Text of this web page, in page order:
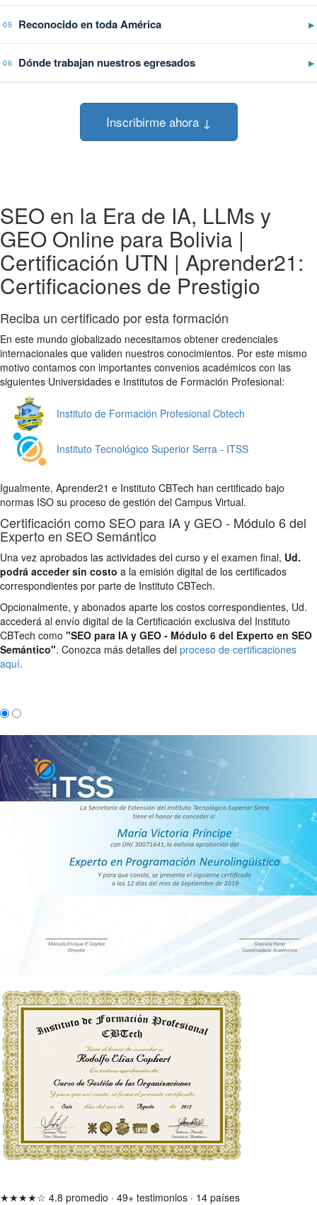
05 Reconocido en toda América ▶
06 Dónde trabajan nuestros egresados ▶
Inscribirme ahora ↓
SEO en la Era de IA, LLMs y
GEO Online para Bolivia |
Certificación UTN | Aprender21:
Certificaciones de Prestigio
Reciba un certificado por esta formación
En este mundo globalizado necesitamos obtener credenciales
internacionales que validen nuestros conocimientos. Por este mismo
motivo contamos con importantes convenios académicos con las
siguientes Universidades e Institutos de Formación Profesional:
Instituto de Formación Profesional Cbtech
Instituto Tecnológico Superior Serra - ITSS
Igualmente, Aprender21 e Instituto CBTech han certificado bajo
normas ISO su proceso de gestión del Campus Virtual.
Certificación como SEO para IA y GEO - Módulo 6 del
Experto en SEO Semántico
Una vez aprobados las actividades del curso y el examen final, Ud.
podrá acceder sin costo a la emisión digital de los certificados
correspondientes por parte de Instituto CBTech.
Opcionalmente, y abonados aparte los costos correspondientes, Ud.
accederá al envío digital de la Certificación exclusiva del Instituto
CBTech como "SEO para IA y GEO - Módulo 6 del Experto en SEO
Semántico". Conozca más detalles del proceso de certificaciones
aquí.
★★★★☆ 4.8 promedio · 49+ testimonios · 14 países